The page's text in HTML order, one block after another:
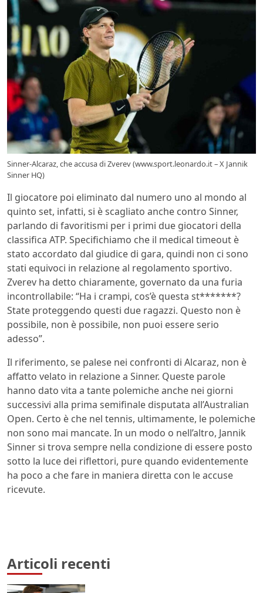
Sinner-Alcaraz, che accusa di Zverev (www.sport.leonardo.it – X Jannik
Sinner HQ)
Il giocatore poi eliminato dal numero uno al mondo al
quinto set, infatti, si è scagliato anche contro Sinner,
parlando di favoritismi per i primi due giocatori della
classifica ATP. Specifichiamo che il medical timeout è
stato accordato dal giudice di gara, quindi non ci sono
stati equivoci in relazione al regolamento sportivo.
Zverev ha detto chiaramente, governato da una furia
incontrollabile: “Ha i crampi, cos’è questa st*******?
State proteggendo questi due ragazzi. Questo non è
possibile, non è possibile, non puoi essere serio
adesso”.
Il riferimento, se palese nei confronti di Alcaraz, non è
affatto velato in relazione a Sinner. Queste parole
hanno dato vita a tante polemiche anche nei giorni
successivi alla prima semifinale disputata all’Australian
Open. Certo è che nel tennis, ultimamente, le polemiche
non sono mai mancate. In un modo o nell’altro, Jannik
Sinner si trova sempre nella condizione di essere posto
sotto la luce dei riflettori, pure quando evidentemente
ha poco a che fare in maniera diretta con le accuse
ricevute.
Articoli recenti